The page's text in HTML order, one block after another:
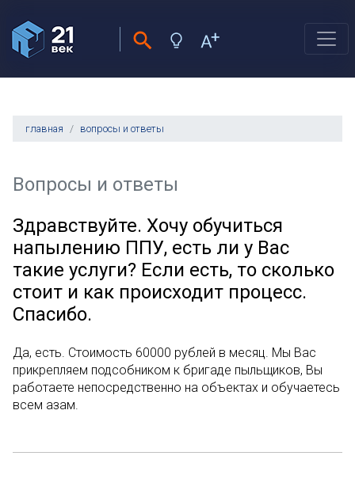
главная вопросы и ответы
Вопросы и ответы
Здравствуйте. Хочу обучиться
напылению ППУ, есть ли у Вас
такие услуги? Если есть, то сколько
стоит и как происходит процесс.
Спасибо.
Да, есть. Стоимость 60000 рублей в месяц. Мы Вас
прикрепляем подсобником к бригаде пыльщиков, Вы
работаете непосредственно на объектах и обучаетесь
всем азам.